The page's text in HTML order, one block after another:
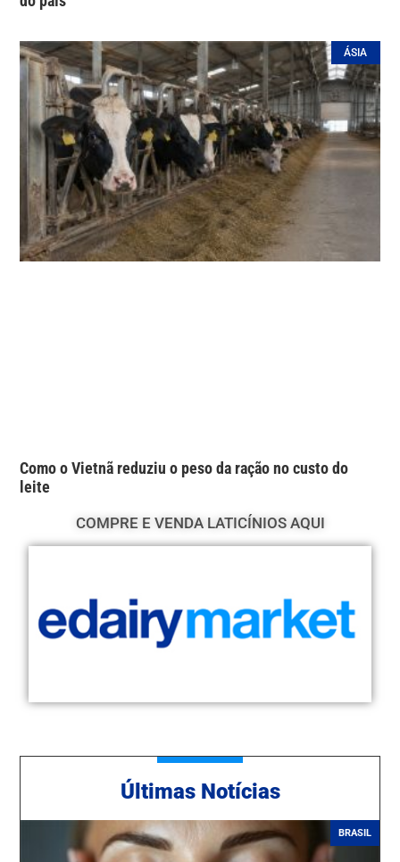
ÁSIA
Como o Vietnã reduziu o peso da ração no custo do
leite
COMPRE E VENDA LATICÍNIOS AQUI
Últimas Notícias
BRASIL